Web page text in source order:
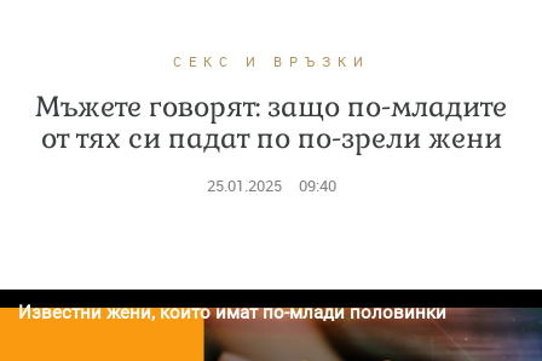
СЕКС И ВРЪЗКИ
Мъжете говорят: защо по-младите
от тях си падат по по-зрели жени
25.01.2025 09:40